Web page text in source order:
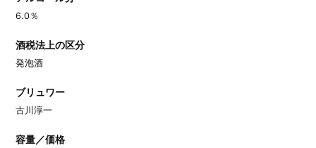
6.0％
酒税法上の区分
発泡酒
ブリュワー
古川淳一
容量／価格